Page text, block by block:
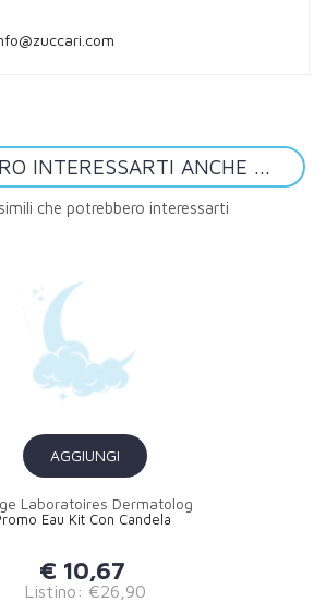
INTERESSARTI ANCHE ...
che potrebbero interessarti
AGGIUNGI
Laboratoires Dermatolog
Eau Kit Con Candela
€ 10,67
Listino: €26,90